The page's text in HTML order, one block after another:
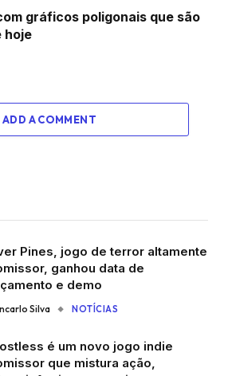
gráficos poligonais que são
hoje
ADD A COMMENT
Pines, jogo de terror altamente
ganhou data de
e demo
Silva NOTÍCIAS
é um novo jogo indie
que mistura ação,